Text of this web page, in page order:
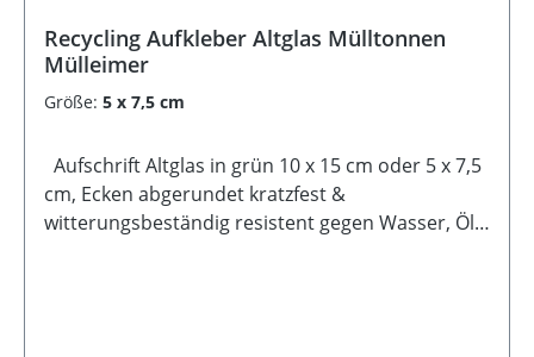
Recycling Aufkleber Altglas Mülltonnen
Mülleimer
Größe: 5 x 7,5 cm
cm, Ecken abgerundet kratzfest &
witterungsbeständig resistent gegen Wasser, Öl,